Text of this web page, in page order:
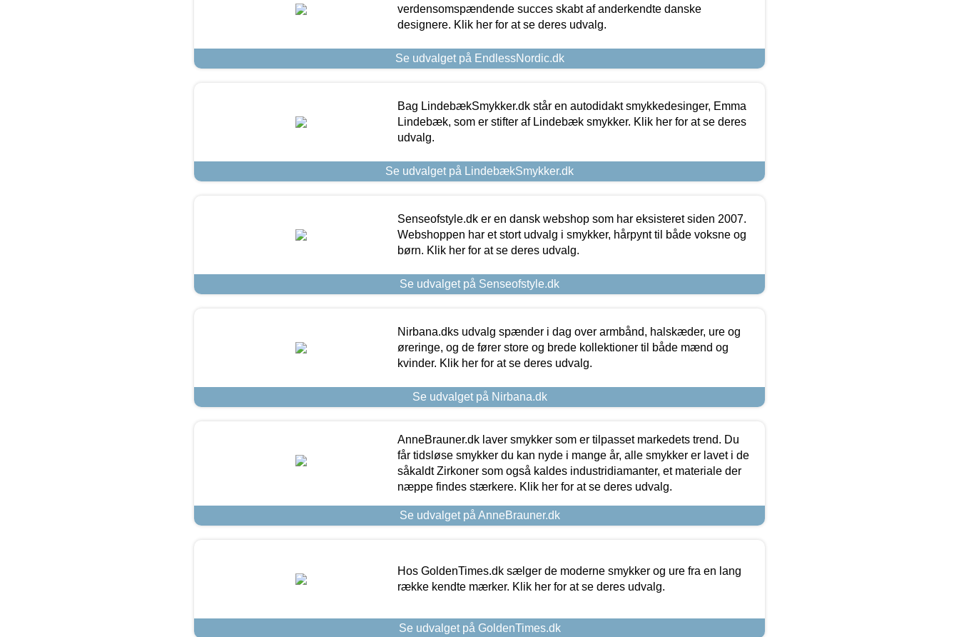
verdensomspændende succes skabt af anderkendte danske
designere. Klik her for at se deres udvalg.
Se udvalget på EndlessNordic.dk
Bag LindebækSmykker.dk står en autodidakt smykkedesinger, Emma
Lindebæk, som er stifter af Lindebæk smykker. Klik her for at se deres
udvalg.
Se udvalget på LindebækSmykker.dk
Senseofstyle.dk er en dansk webshop som har eksisteret siden 2007.
Webshoppen har et stort udvalg i smykker, hårpynt til både voksne og
børn. Klik her for at se deres udvalg.
Se udvalget på Senseofstyle.dk
Nirbana.dks udvalg spænder i dag over armbånd, halskæder, ure og
øreringe, og de fører store og brede kollektioner til både mænd og
kvinder. Klik her for at se deres udvalg.
Se udvalget på Nirbana.dk
AnneBrauner.dk laver smykker som er tilpasset markedets trend. Du
får tidsløse smykker du kan nyde i mange år, alle smykker er lavet i de
såkaldt Zirkoner som også kaldes industridiamanter, et materiale der
næppe findes stærkere. Klik her for at se deres udvalg.
Se udvalget på AnneBrauner.dk
Hos GoldenTimes.dk sælger de moderne smykker og ure fra en lang
række kendte mærker. Klik her for at se deres udvalg.
Se udvalget på GoldenTimes.dk